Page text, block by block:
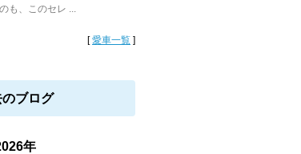
も、このセレ ...
[愛車一覧 ]
ブログ
年